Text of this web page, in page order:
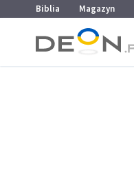
Przejdź do menu głównego
Przejdź do treści
Biblia Magazyn